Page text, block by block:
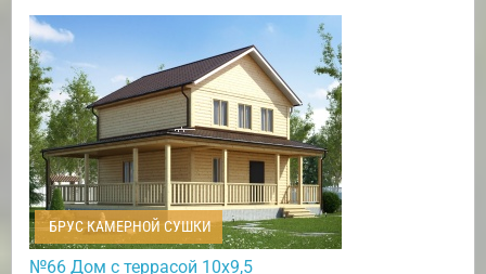
БРУС КАМЕРНОЙ СУШКИ
№66 Дом с террасой 10х9,5